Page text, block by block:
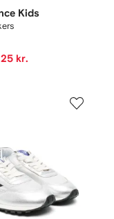
Kids
kr.